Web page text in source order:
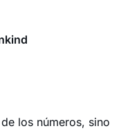
los números, sino